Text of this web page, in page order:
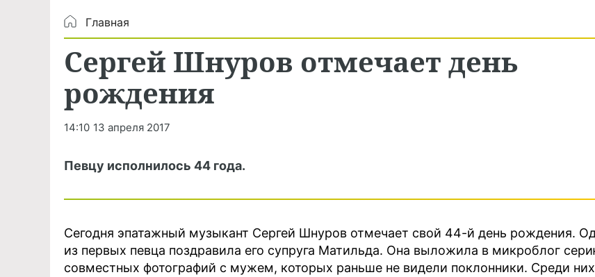
Главная
Сергей Шнуров отмечает день
рождения
14:10 13 апреля 2017
Певцу исполнилось 44 года.
Сегодня эпатажный музыкант Сергей Шнуров отмечает свой 44-й день рождения.
из первых певца поздравила его супруга Матильда. Она выложила в микроблог
совместных фотографий с мужем, которых раньше не видели поклонники. Среди